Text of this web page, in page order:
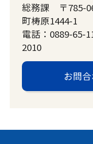
総務課 〒785-
町梼原1444-1
電話：0889-65-
2010
お問